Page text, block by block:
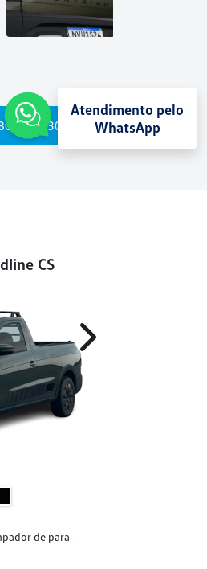
942 3002
CS
de para-
Next
Atendimento pelo
WhatsApp